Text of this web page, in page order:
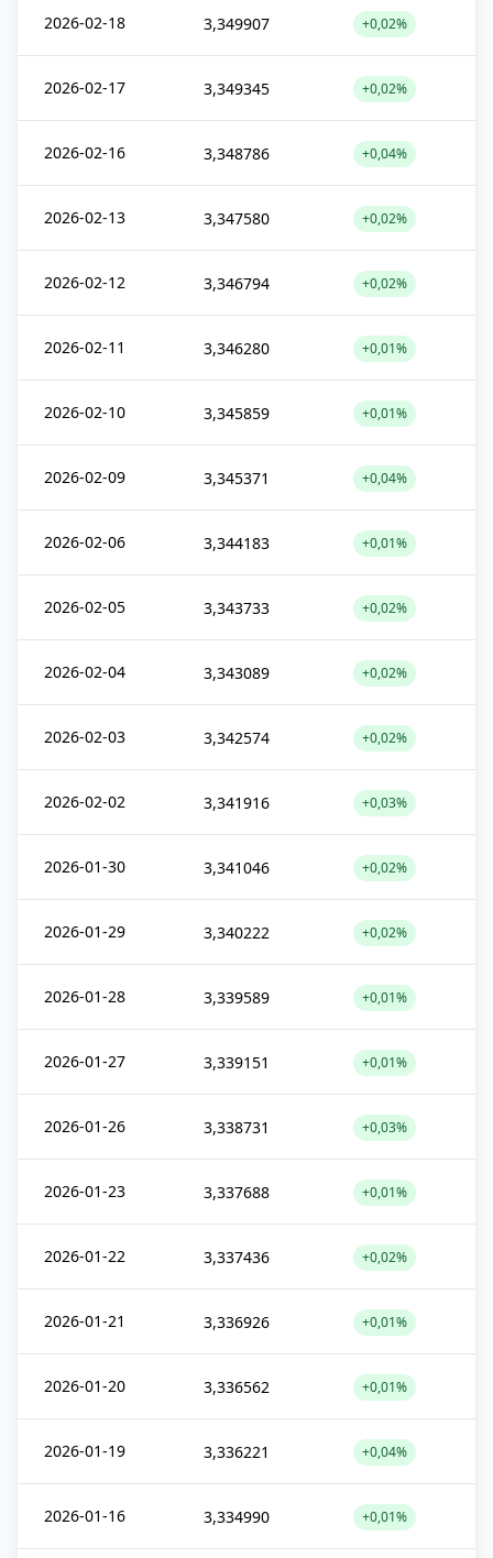
2026-02-18 3,349907 +0,02%
2026-02-17 3,349345 +0,02%
2026-02-16 3,348786 +0,04%
2026-02-13 3,347580 +0,02%
2026-02-12 3,346794 +0,02%
2026-02-11 3,346280 +0,01%
2026-02-10 3,345859 +0,01%
2026-02-09 3,345371 +0,04%
2026-02-06 3,344183 +0,01%
2026-02-05 3,343733 +0,02%
2026-02-04 3,343089 +0,02%
2026-02-03 3,342574 +0,02%
2026-02-02 3,341916 +0,03%
2026-01-30 3,341046 +0,02%
2026-01-29 3,340222 +0,02%
2026-01-28 3,339589 +0,01%
2026-01-27 3,339151 +0,01%
2026-01-26 3,338731 +0,03%
2026-01-23 3,337688 +0,01%
2026-01-22 3,337436 +0,02%
2026-01-21 3,336926 +0,01%
2026-01-20 3,336562 +0,01%
2026-01-19 3,336221 +0,04%
2026-01-16 3,334990 +0,01%